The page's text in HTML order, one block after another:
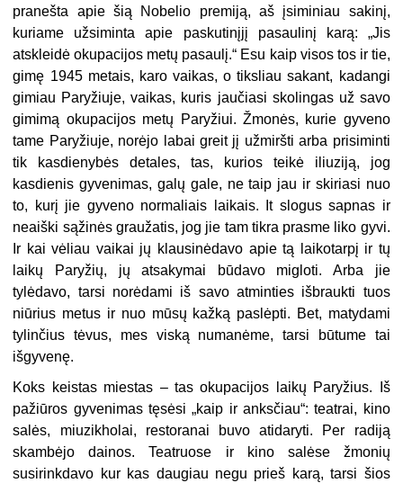
pranešta apie šią Nobelio premiją, aš įsiminiau sakinį,
kuriame užsiminta apie paskutinįjį pasaulinį karą: „Jis
atskleidė okupacijos metų pasaulį.“ Esu kaip visos tos ir tie,
gimę 1945 metais, karo vaikas, o tiksliau sakant, kadangi
gimiau Paryžiuje, vaikas, kuris jaučiasi skolingas už savo
gimimą okupacijos metų Paryžiui. Žmonės, kurie gyveno
tame Paryžiuje, norėjo labai greit jį užmiršti arba prisiminti
tik kasdienybės detales, tas, kurios teikė iliuziją, jog
kasdienis gyvenimas, galų gale, ne taip jau ir skiriasi nuo
to, kurį jie gyveno normaliais laikais. It slogus sapnas ir
neaiški sąžinės graužatis, jog jie tam tikra prasme liko gyvi.
Ir kai vėliau vaikai jų klausinėdavo apie tą laikotarpį ir tų
laikų Paryžių, jų atsakymai būdavo migloti. Arba jie
tylėdavo, tarsi norėdami iš savo atminties išbraukti tuos
niūrius metus ir nuo mūsų kažką paslėpti. Bet, matydami
tylinčius tėvus, mes viską numanėme, tarsi būtume tai
išgyvenę.
Koks keistas miestas – tas okupacijos laikų Paryžius. Iš
pažiūros gyvenimas tęsėsi „kaip ir anksčiau“: teatrai, kino
salės, miuzikholai, restoranai buvo atidaryti. Per radiją
skambėjo dainos. Teatruose ir kino salėse žmonių
susirinkdavo kur kas daugiau negu prieš karą, tarsi šios